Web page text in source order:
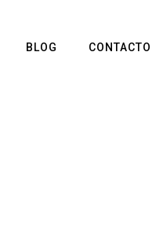
BLOG CONTACTO